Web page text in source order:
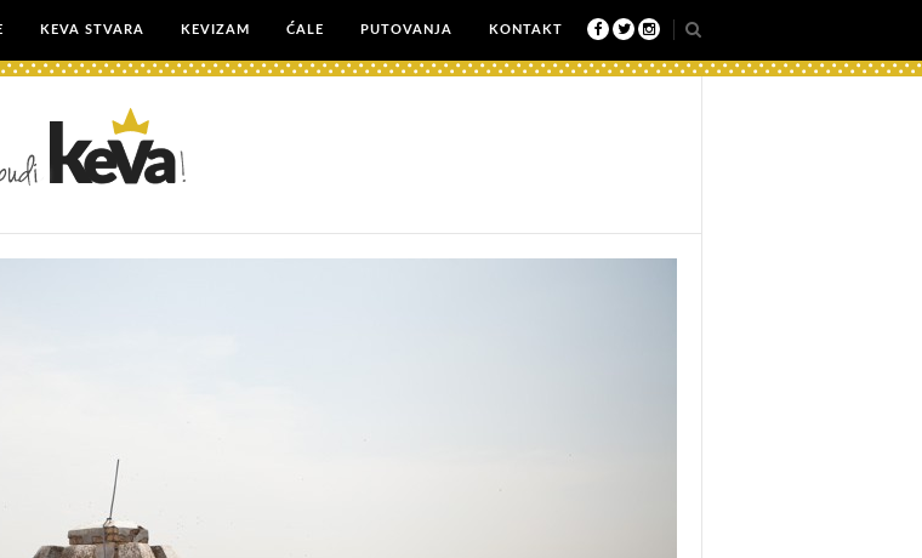
KEVA STVARA KEVIZAM ĆALE PUTOVANJA KONTAKT